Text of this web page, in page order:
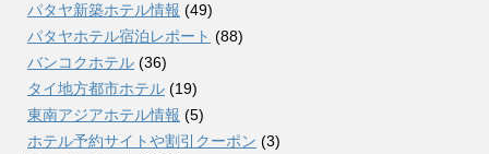
パタヤ新築ホテル情報 (49)
パタヤホテル宿泊レポート (88)
バンコクホテル (36)
タイ地方都市ホテル (19)
東南アジアホテル情報 (5)
ホテル予約サイトや割引クーポン (3)